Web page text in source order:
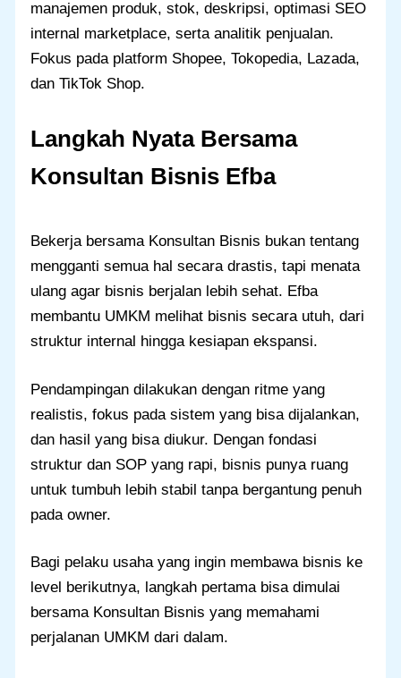
manajemen produk, stok, deskripsi, optimasi SEO
internal marketplace, serta analitik penjualan.
Fokus pada platform Shopee, Tokopedia, Lazada,
dan TikTok Shop.
Langkah Nyata Bersama
Konsultan Bisnis Efba
Bekerja bersama Konsultan Bisnis bukan tentang
mengganti semua hal secara drastis, tapi menata
ulang agar bisnis berjalan lebih sehat. Efba
membantu UMKM melihat bisnis secara utuh, dari
struktur internal hingga kesiapan ekspansi.
Pendampingan dilakukan dengan ritme yang
realistis, fokus pada sistem yang bisa dijalankan,
dan hasil yang bisa diukur. Dengan fondasi
struktur dan SOP yang rapi, bisnis punya ruang
untuk tumbuh lebih stabil tanpa bergantung penuh
pada owner.
Bagi pelaku usaha yang ingin membawa bisnis ke
level berikutnya, langkah pertama bisa dimulai
bersama Konsultan Bisnis yang memahami
perjalanan UMKM dari dalam.